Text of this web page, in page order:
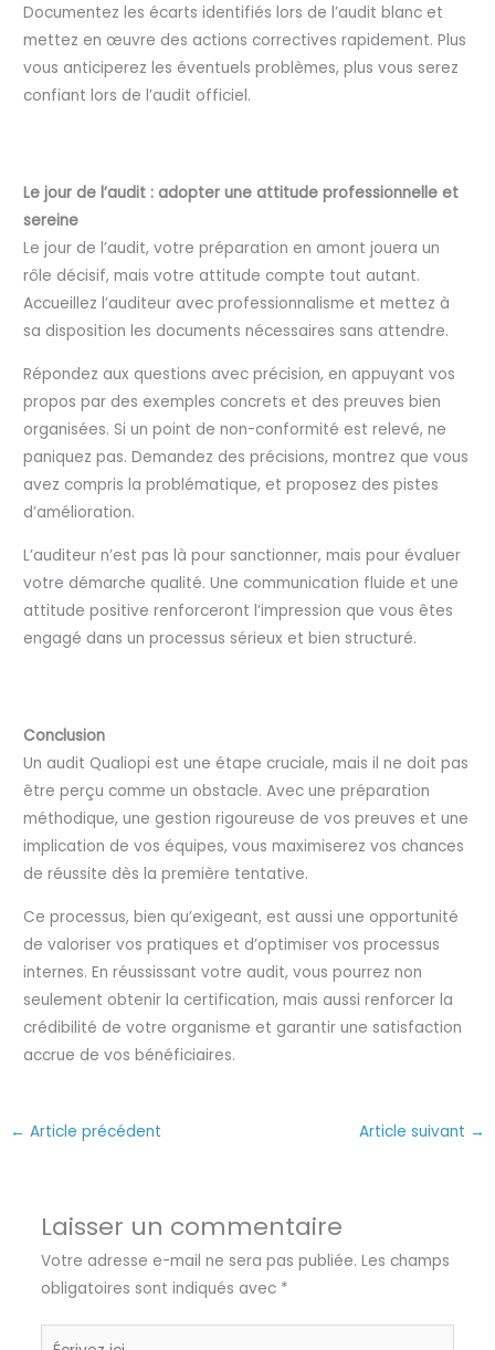
Documentez les écarts identifiés lors de l’audit blanc et
mettez en œuvre des actions correctives rapidement. Plus
vous anticiperez les éventuels problèmes, plus vous serez
confiant lors de l’audit officiel.
Le jour de l’audit : adopter une attitude professionnelle et
sereine
Le jour de l’audit, votre préparation en amont jouera un
rôle décisif, mais votre attitude compte tout autant.
Accueillez l’auditeur avec professionnalisme et mettez à
sa disposition les documents nécessaires sans attendre.
Répondez aux questions avec précision, en appuyant vos
propos par des exemples concrets et des preuves bien
organisées. Si un point de non-conformité est relevé, ne
paniquez pas. Demandez des précisions, montrez que vous
avez compris la problématique, et proposez des pistes
d’amélioration.
L’auditeur n’est pas là pour sanctionner, mais pour évaluer
votre démarche qualité. Une communication fluide et une
attitude positive renforceront l’impression que vous êtes
engagé dans un processus sérieux et bien structuré.
Conclusion
Un audit Qualiopi est une étape cruciale, mais il ne doit pas
être perçu comme un obstacle. Avec une préparation
méthodique, une gestion rigoureuse de vos preuves et une
implication de vos équipes, vous maximiserez vos chances
de réussite dès la première tentative.
Ce processus, bien qu’exigeant, est aussi une opportunité
de valoriser vos pratiques et d’optimiser vos processus
internes. En réussissant votre audit, vous pourrez non
seulement obtenir la certification, mais aussi renforcer la
crédibilité de votre organisme et garantir une satisfaction
accrue de vos bénéficiaires.
← Article précédent Article suivant →
Laisser un commentaire
Votre adresse e-mail ne sera pas publiée. Les champs
obligatoires sont indiqués avec *
Écrivez